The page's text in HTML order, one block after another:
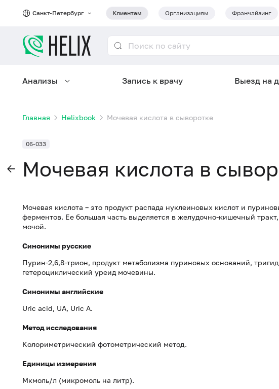
Санкт-Петербург Клиентам Организациям Франчайзинг
Анализы Запись к врачу Выезд на
Главная Helixbook Мочевая кислота в сыворотке
06-033
Мочевая кислота в
Мочевая кислота – это продукт распада нуклеиновых кислот и
ферментов. Ее большая часть выделяется в желудочно-кишечный
мочой.
Синонимы русские
Пурин-2,6,8-трион, продукт метаболизма пуриновых оснований,
гетероциклический уреид мочевины.
Синонимы английские
Uric acid, UA, Uric A.
Метод исследования
Колориметрический фотометрический метод.
Единицы измерения
Мкмоль/л (микромоль на литр).